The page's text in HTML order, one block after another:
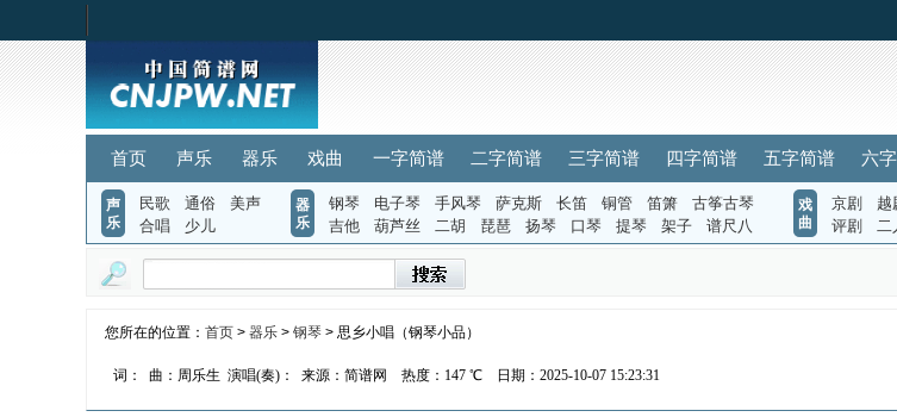
首页 声乐 器乐 戏曲 一字简谱 二字简谱 三字简谱 四字简谱 五字简谱 六
声
乐
民歌 通俗
美声
合唱
少儿
器
乐
钢琴 电子琴 手风琴 萨克斯 长笛 铜管 笛箫
古筝古琴
吉他
葫芦丝 二胡 琵琶 扬琴 口琴 提琴 架子 谱尺八
戏
曲
京剧 越
评剧
二
您所在的位置： 首页 > 器乐 > 钢琴 > 思乡小唱（钢琴小品）
词： 曲：周乐生 演唱(奏)： 来源：简谱网 热度： 147 ℃ 日期：2025-10-07 15:23:31